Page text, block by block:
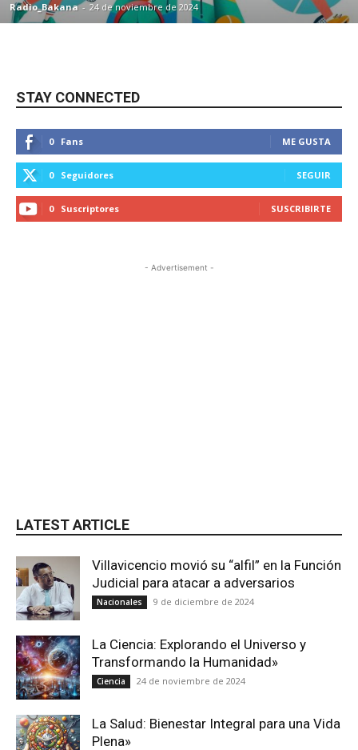
Radio_Bakana - 24 de noviembre de 2024
STAY CONNECTED
0 Fans ME GUSTA
0 Seguidores SEGUIR
0 Suscriptores SUSCRIBIRTE
- Advertisement -
LATEST ARTICLE
Villavicencio movió su “alfil” en la Función
Judicial para atacar a adversarios
Nacionales 9 de diciembre de 2024
La Ciencia: Explorando el Universo y
Transformando la Humanidad»
Ciencia 24 de noviembre de 2024
La Salud: Bienestar Integral para una Vida
Plena»